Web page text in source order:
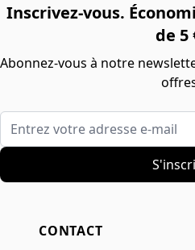
Inscrivez-vous.
de 5
Abonnez-vous à notre
Entrez votre adresse e-mail
CONTACT